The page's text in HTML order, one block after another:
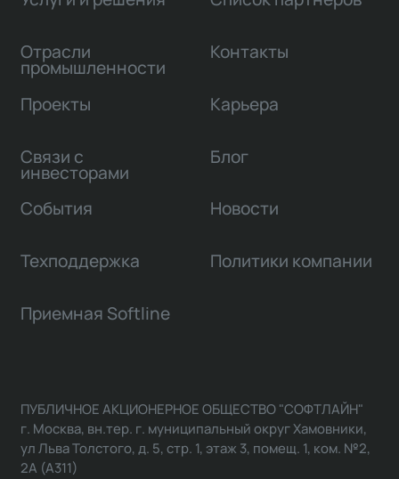
Отрасли
промышленности
Проекты
Связи с
инвесторами
Контакты
Карьера
Блог
События Новости
Техподдержка Политики компании
Приемная Softline
ПУБЛИЧНОЕ АКЦИОНЕРНОЕ ОБЩЕСТВО "СОФТЛАЙН"
г. Москва, вн.тер. г. муниципальный округ Хамовники,
ул Льва Толстого, д. 5, стр. 1, этаж 3, помещ. 1, ком. №2,
2А (А311)